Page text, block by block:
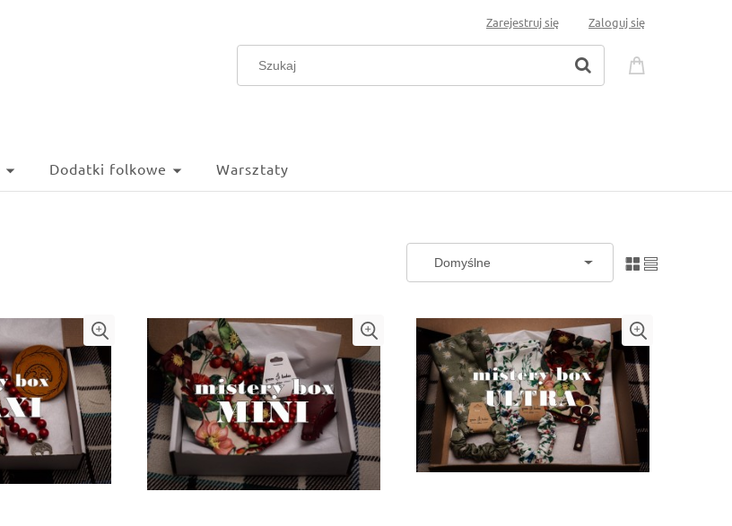
Zarejestruj się Zaloguj się
Dodatki folkowe Warsztaty